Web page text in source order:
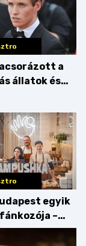
a
állatok és
egyik
–
a Pampushka